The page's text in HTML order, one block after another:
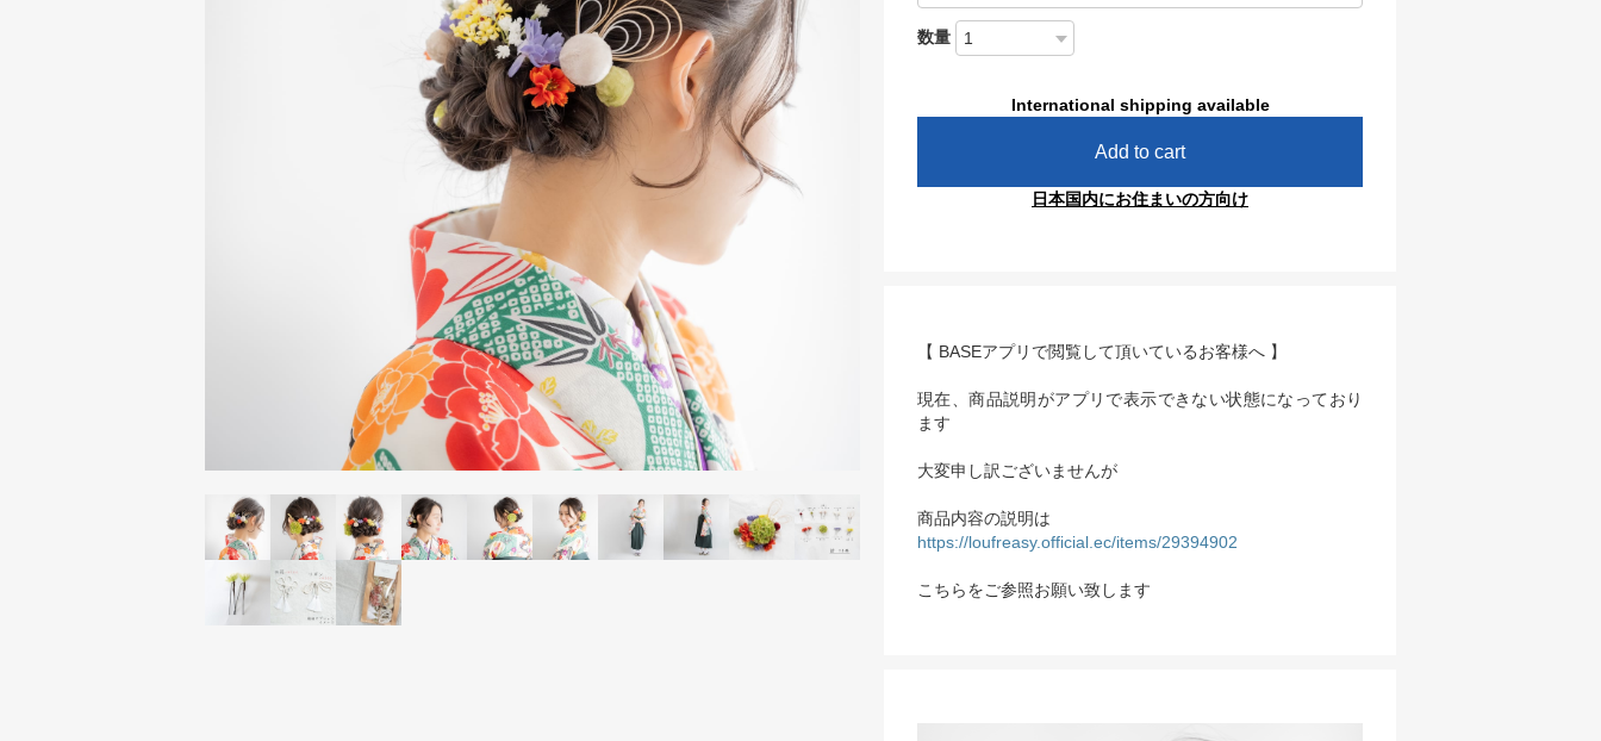
数量
International shipping available
Add to cart
日本国内にお住まいの方向け
【 BASEアプリで閲覧して頂いているお客様へ 】
現在、商品説明がアプリで表示できない状態になっており
ます
大変申し訳ございませんが
商品内容の説明は
https://loufreasy.official.ec/items/29394902
こちらをご参照お願い致します